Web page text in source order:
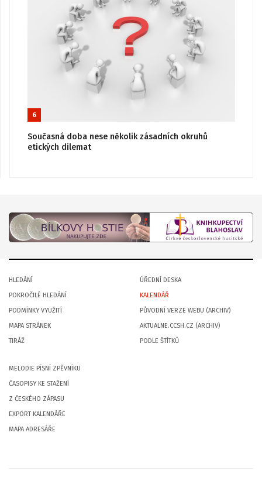
6
Současná doba nese několik zásadních okruhů
etických dilemat
HLEDÁNÍ
POKROČILÉ HLEDÁNÍ
PODMÍNKY VYUŽITÍ
MAPA STRÁNEK
TIRÁŽ
ÚŘEDNÍ DESKA
KALENDÁŘ
PŮVODNÍ VERZE WEBU (ARCHIV)
AKTUALNE.CCSH.CZ (ARCHIV)
PODLE ŠTÍTKŮ
MELODIE PÍSNÍ ZPĚVNÍKU
ČASOPISY KE STAŽENÍ
Z ČESKÉHO ZÁPASU
EXPORT KALENDÁŘE
MAPA ADRESÁŘE